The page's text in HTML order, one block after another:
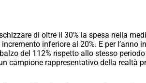
di oltre il 30% la spesa nella
inferiore al 20%. E per l’anno
del 112% rispetto allo stesso
campione rappresentativo della realtà